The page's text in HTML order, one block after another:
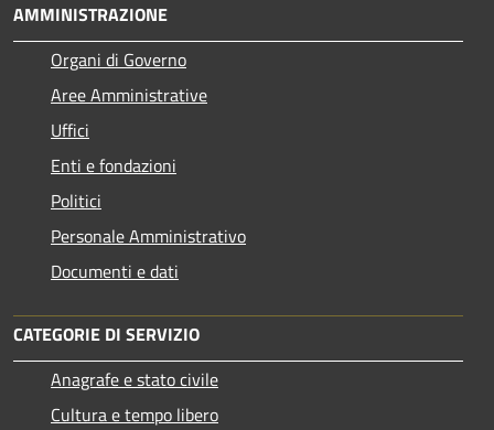
AMMINISTRAZIONE
Organi di Governo
Aree Amministrative
Uffici
Enti e fondazioni
Politici
Personale Amministrativo
Documenti e dati
CATEGORIE DI SERVIZIO
Anagrafe e stato civile
Cultura e tempo libero